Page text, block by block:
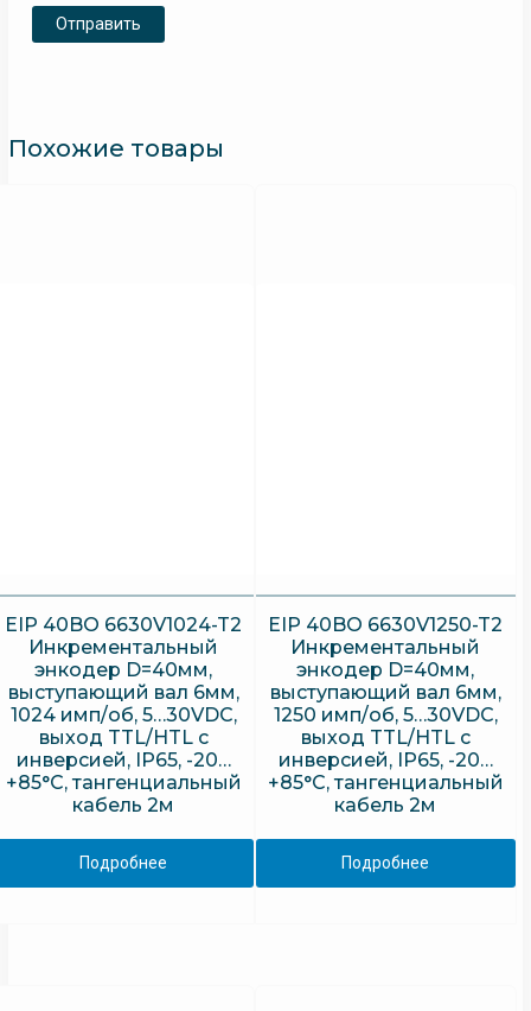
Похожие товары
EIP 40BO 6630V1024-T2
Инкрементальный
энкодер D=40мм,
выступающий вал 6мм,
1024 имп/об, 5…30VDC,
выход TTL/HTL с
инверсией, IP65, -20…
+85°C, тангенциальный
кабель 2м
Подробнее
EIP 40BO 6630V1250-T2
Инкрементальный
энкодер D=40мм,
выступающий вал 6мм,
1250 имп/об, 5…30VDC,
выход TTL/HTL с
инверсией, IP65, -20…
+85°C, тангенциальный
кабель 2м
Подробнее